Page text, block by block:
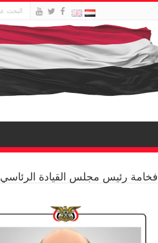
فخامة رئيس مجلس القيادة الرئاسي